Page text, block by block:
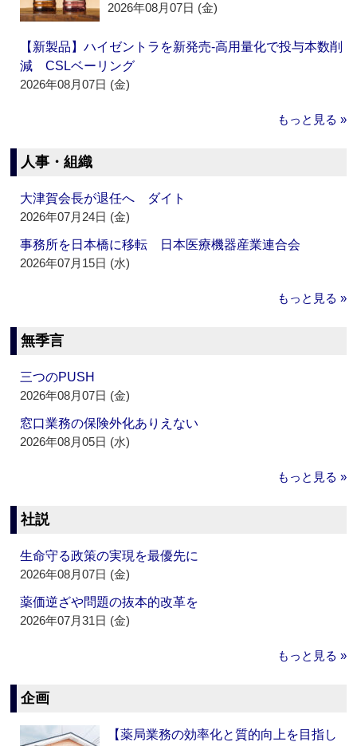
2026年08月07日 (金)
【新製品】ハイゼントラを新発売‐高用量化で投与本数削
減 CSLベーリング
2026年08月07日 (金)
もっと見る »
人事・組織
大津賀会長が退任へ ダイト
2026年07月24日 (金)
事務所を日本橋に移転 日本医療機器産業連合会
2026年07月15日 (水)
もっと見る »
無季言
三つのPUSH
2026年08月07日 (金)
窓口業務の保険外化ありえない
2026年08月05日 (水)
もっと見る »
社説
生命守る政策の実現を最優先に
2026年08月07日 (金)
薬価逆ざや問題の抜本的改革を
2026年07月31日 (金)
もっと見る »
企画
【薬局業務の効率化と質的向上を目指し